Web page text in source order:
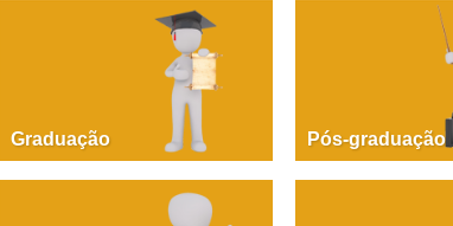
Graduação Pós-graduação